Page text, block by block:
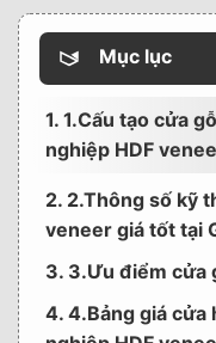
Mục lục
1. 1.Cấu tạo cửa
nghiệp HDF
2. 2.Thông số kỹ
veneer giá tốt tại
3. 3.Ưu điểm cửa
4. 4.Bảng giá cửa